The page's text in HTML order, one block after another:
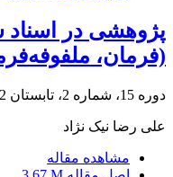
پژوهشی در اسناد
(فرمان،
دوره 15، شماره 2، تابستان 1402، صفحه
علی رضا نیک نژاد
مشاهده مقاله